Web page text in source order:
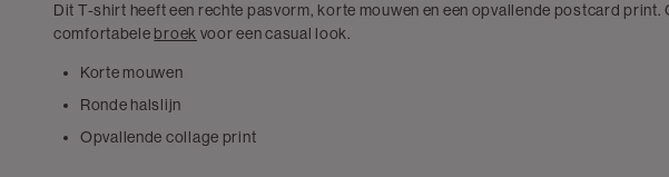
Dit T-shirt heeft een rechte pasvorm, korte mouwen en een opvallende postcard print.
comfortabele broek voor een casual look.
Korte mouwen
Ronde halslijn
Opvallende collage print